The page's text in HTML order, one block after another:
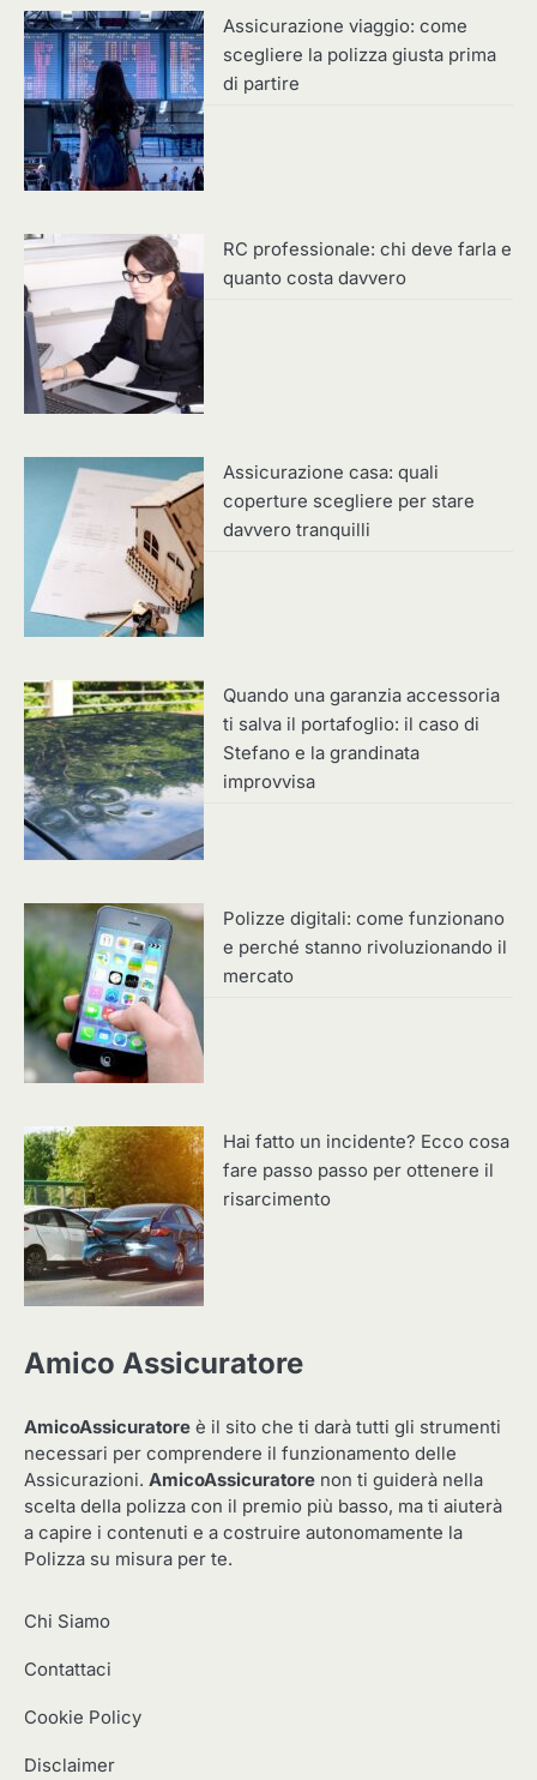
Assicurazione viaggio: come
scegliere la polizza giusta prima
di partire
RC professionale: chi deve farla e
quanto costa davvero
Assicurazione casa: quali
coperture scegliere per stare
davvero tranquilli
Quando una garanzia accessoria
ti salva il portafoglio: il caso di
Stefano e la grandinata
improvvisa
Polizze digitali: come funzionano
e perché stanno rivoluzionando il
mercato
Hai fatto un incidente? Ecco cosa
fare passo passo per ottenere il
risarcimento
Amico Assicuratore
AmicoAssicuratore è il sito che ti darà tutti gli strumenti
necessari per comprendere il funzionamento delle
Assicurazioni. AmicoAssicuratore non ti guiderà nella
scelta della polizza con il premio più basso, ma ti aiuterà
a capire i contenuti e a costruire autonomamente la
Polizza su misura per te.
Chi Siamo
Contattaci
Cookie Policy
Disclaimer